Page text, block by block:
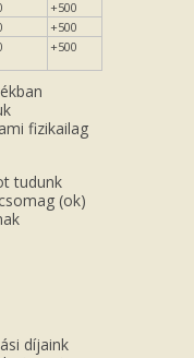
+500
+500
+500
fizikailag
tudunk
(ok)
díjaink